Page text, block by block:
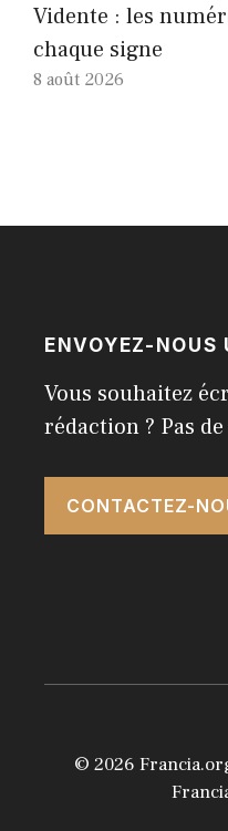
Vidente : les
chaque signe
8 août 2026
ENVOYEZ-NOUS
Vous souhaitez
rédaction ? Pas
CONTACTEZ-
© 2026